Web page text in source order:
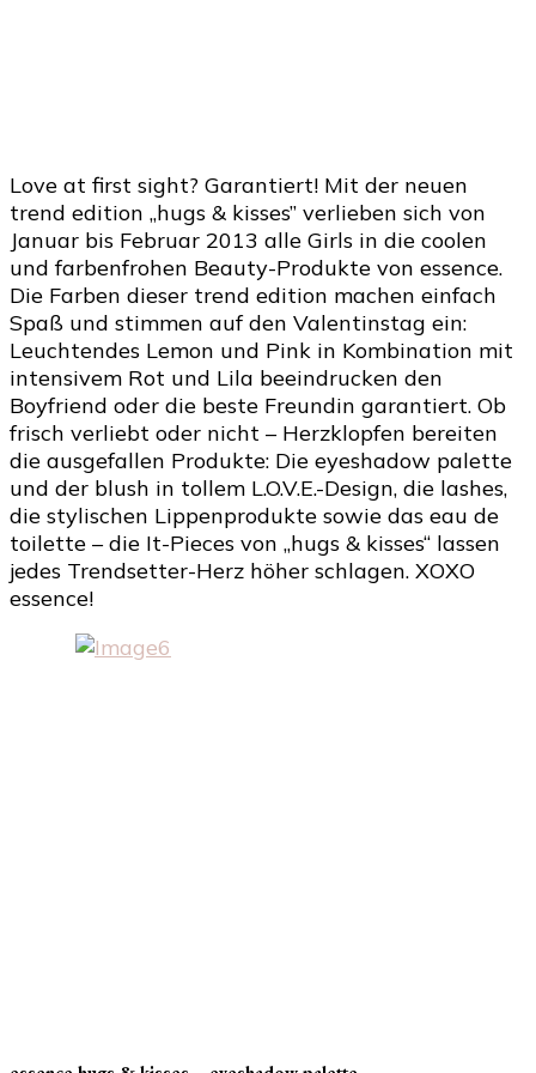
Love at first sight? Garantiert! Mit der neuen
trend edition „hugs & kisses” verlieben sich von
Januar bis Februar 2013 alle Girls in die coolen
und farbenfrohen Beauty-Produkte von essence.
Die Farben dieser trend edition machen einfach
Spaß und stimmen auf den Valentinstag ein:
Leuchtendes Lemon und Pink in Kombination mit
intensivem Rot und Lila beeindrucken den
Boyfriend oder die beste Freundin garantiert. Ob
frisch verliebt oder nicht – Herzklopfen bereiten
die ausgefallen Produkte: Die eyeshadow palette
und der blush in tollem L.O.V.E.-Design, die lashes,
die stylischen Lippenprodukte sowie das eau de
toilette – die It-Pieces von „hugs & kisses“ lassen
jedes Trendsetter-Herz höher schlagen. XOXO
essence!